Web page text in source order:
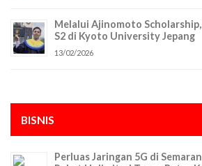
Melalui Ajinomoto
S2 di Kyoto University Jepang
13/02/2026
BISNIS
Perluas Jaringan 5G di